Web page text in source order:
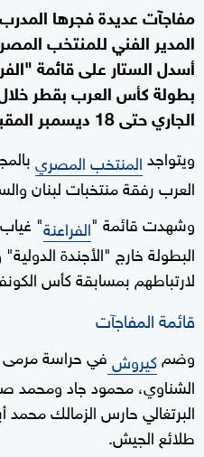
مفاجآت عديدة فجرها
المدير الفني للمنتخب
أسدل الستار على قائمة
الجاري حتى 18 ديسمبر المقبل.
ويتواجدالمنتخب المصري
العرب رفقة منتخبات لبنان
وشهدت قائمة "الفراعنة"
البطولة خارج "الأجندة
لارتباطهم بمسابقة كأس
قائمة المفاجآت
وضمكيروشفي حراسة مرمى
الشناوي، محمود جاد ومحمد
البرتغالي حارس الزمالك
طلائع الجيش.